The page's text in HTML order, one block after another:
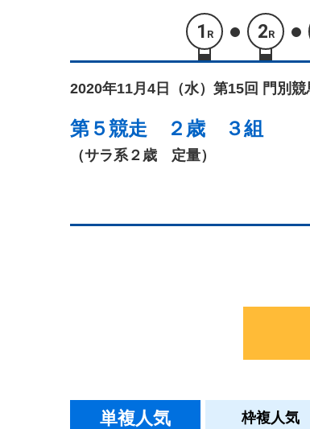
1 R 2R
2020年11月4日（水） 第15回 門別
第５競走 ２歳 ３組
（サラ系２歳 定量）
単複人気 枠複人気